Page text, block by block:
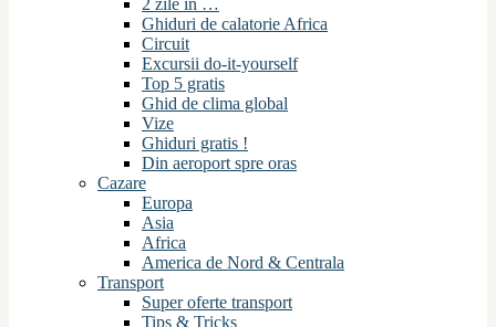
2 zile in …
Ghiduri de calatorie Africa
Circuit
Excursii do-it-yourself
Top 5 gratis
Ghid de clima global
Vize
Ghiduri gratis !
Din aeroport spre oras
Cazare
Europa
Asia
Africa
America de Nord & Centrala
Transport
Super oferte transport
Tips & Tricks